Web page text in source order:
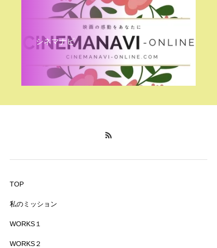
シネマナビ
TOP
私のミッション
WORKS１
WORKS２